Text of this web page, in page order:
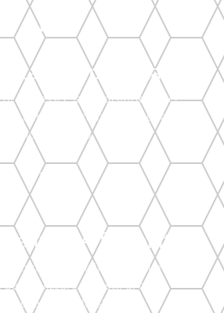

Comprovata
successi e la soddisfazione dei
la migliore garanzia della qualità
del nostro lavoro.

e Affidabilità
qualificati è a tua
realizzare progetti di ogni
e complessità.